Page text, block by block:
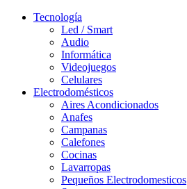
Tecnología
Led / Smart
Audio
Informática
Videojuegos
Celulares
Electrodomésticos
Aires Acondicionados
Anafes
Campanas
Calefones
Cocinas
Lavarropas
Pequeños Electrodomesticos